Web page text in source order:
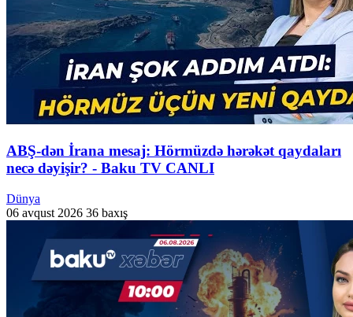
ABŞ-dən İrana mesaj: Hörmüzdə hərəkət qaydaları
necə dəyişir? - Baku TV CANLI
Dünya
06 avqust 2026 36 baxış